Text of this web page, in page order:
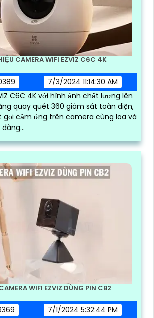
CAMERA WIFI EZVIZ C6C 4K
7/3/2024 11:14:30 AM
C6C 4K với hình ảnh chất lượng lên
quay quét 360 giám sát toàn diện,
gọi cảm ứng trên camera cùng loa và
WIFI EZVIZ DÙNG PIN CB2
7/1/2024 5:32:44 PM